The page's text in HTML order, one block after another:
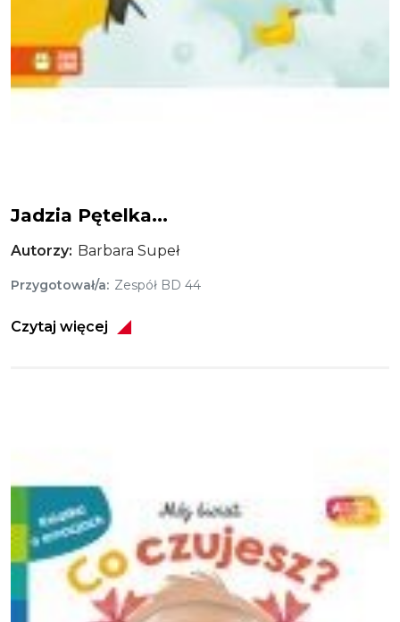
Jadzia Pętelka...
Autorzy Barbara Supeł
Przygotował/a Zespół BD 44
Czytaj więcej